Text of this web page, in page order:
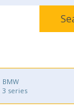
BMW
3 series